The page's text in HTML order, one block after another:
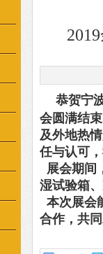
恭贺宁
会圆满结
及外地热
任与认可
展会期间
湿试验箱
本次展会
合作，共